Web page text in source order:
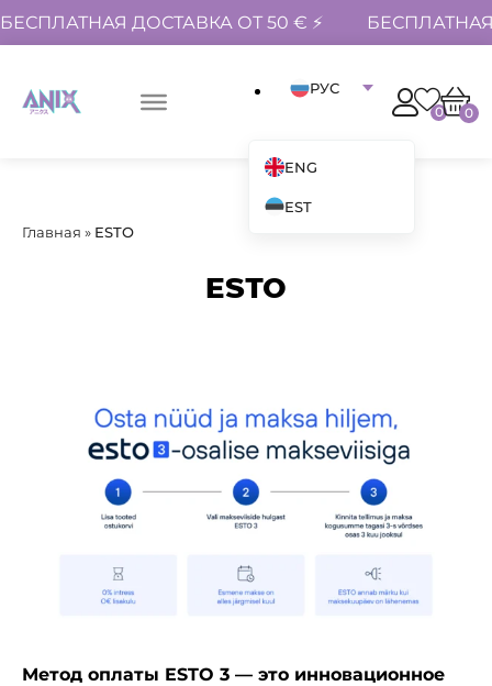
БЕСПЛАТНАЯ ДОСТАВКА ОТ 50 € ⚡
РУС
ENG
EST
0 0
Главная » ESTO
ESTO
Метод оплаты ESTO 3 — это инновационное